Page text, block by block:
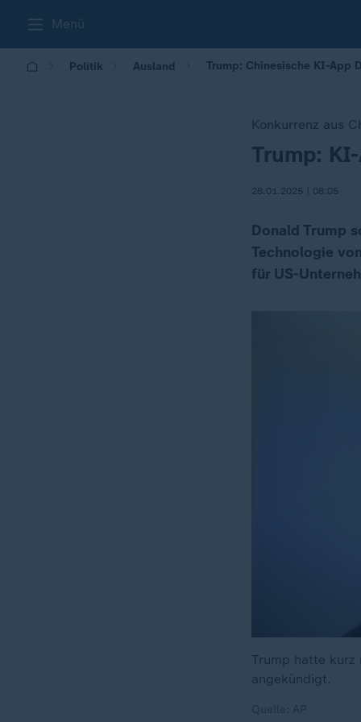
Menü
Politik Ausland Trump: Chinesische KI-App
Konkurrenz aus
:
Trump:
28.01.2025 | 08:05
Donald Trump
Technologie
für US-
Trump hatte
angekündigt.